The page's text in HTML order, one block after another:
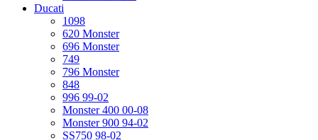
Ducati
1098
620 Monster
696 Monster
749
796 Monster
848
996 99-02
Monster 400 00-08
Monster 900 94-02
SS750 98-02